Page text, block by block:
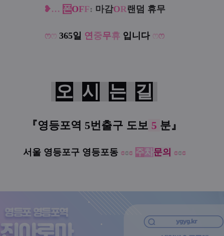
❥… 폰OFF: 마감OR랜덤 휴무
ෆෆ365일 연중무휴 입니다 ෆෆ
오 시 는 길
『영등포역 5번출구 도보 5 분』
서울 영등포구 영등포동 ɞɞɞ 주차문의 ɞɞɞ